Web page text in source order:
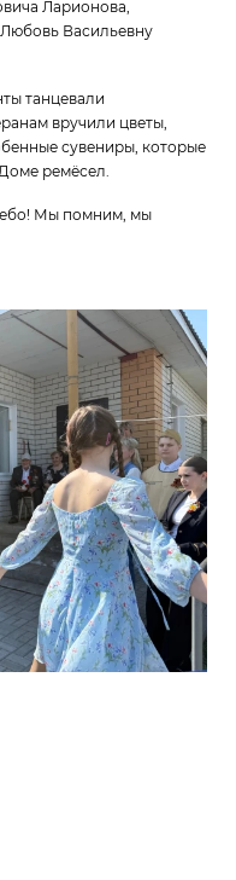
Ларионова,
Васильевну
танцевали
вручили цветы,
сувениры, которые
ремёсел.
Мы помним, мы